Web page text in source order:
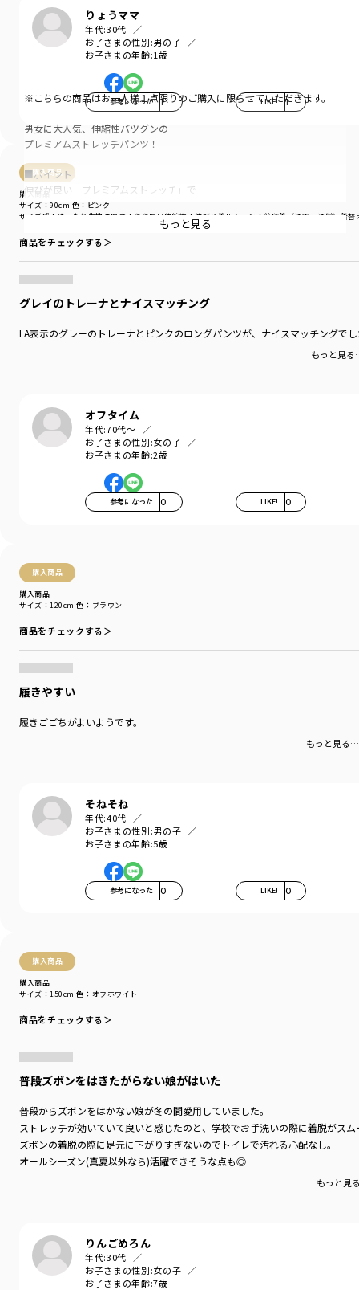
りょうママ
年代:30代
お子さまの性別:男の子
お子さまの年齢:1歳
参考になった 1 LIKE! 1
購入商品
購入商品
サイズ感 ：ゆったり 生地の厚さ ：やや厚い伸縮性 ：伸びる着用シーン ：普段着（通園・通学） 着替
サイズ：90cm 色：ピンク
商品をチェックする＞
グレイのトレーナとナイスマッチング
LA表示のグレーのトレーナとピンクのロングパンツが、ナイスマッチングで
もっと見
オフタイム
年代:70代～
お子さまの性別:女の子
お子さまの年齢:2歳
参考になった 0 LIKE! 0
購入商品
購入商品
サイズ：120cm 色：ブラウン
商品をチェックする＞
履きやすい
履きごごちがよいようです。
もっと見る…
そねそね
年代:40代
お子さまの性別:男の子
お子さまの年齢:5歳
参考になった 0 LIKE! 0
購入商品
購入商品
サイズ：150cm 色：オフホワイト
商品をチェックする＞
普段ズボンをはきたがらない娘がはいた
普段からズボンをはかない娘が冬の間愛用していました。
ストレッチが効いていて良いと感じたのと、学校でお手洗いの際に着脱がス
ズボンの着脱の際に足元に下がりすぎないのでトイレで汚れる心配なし。
オールシーズン(真夏以外なら)活躍できそうな点も◎
もっと見
りんごめろん
年代:30代
お子さまの性別:女の子
お子さまの年齢:7歳
※こちらの商品はお一人様１点限りのご購入に限らせていただきます。
男女に大人気、伸縮性バツグンの
プレミアムストレッチパンツ！
■ポイント
伸びが良い「プレミアムストレッチ」で
着脱しやすい、動きやすい！
きれいなスキニーシルエットでスタイル良く、
「男女」や「ペア」で使って頂けます。
ずれにくい安心設計です。
■素材
しなやかなで上品な印象のツイル素材を使用。
-----
透け感：なし
伸縮性：あり
／
branshes
／アウトレット
商品番号
もっと見る